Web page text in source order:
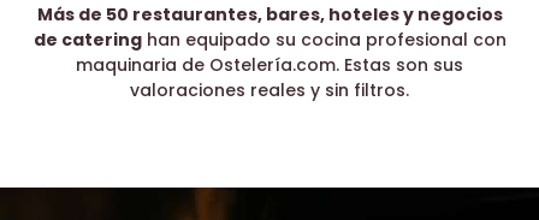
Más de 50 restaurantes, bares, hoteles y negocios
de cateringhan equipado su cocina profesional con
maquinaria de Ostelería.com. Estas son sus
valoraciones reales y sin filtros.